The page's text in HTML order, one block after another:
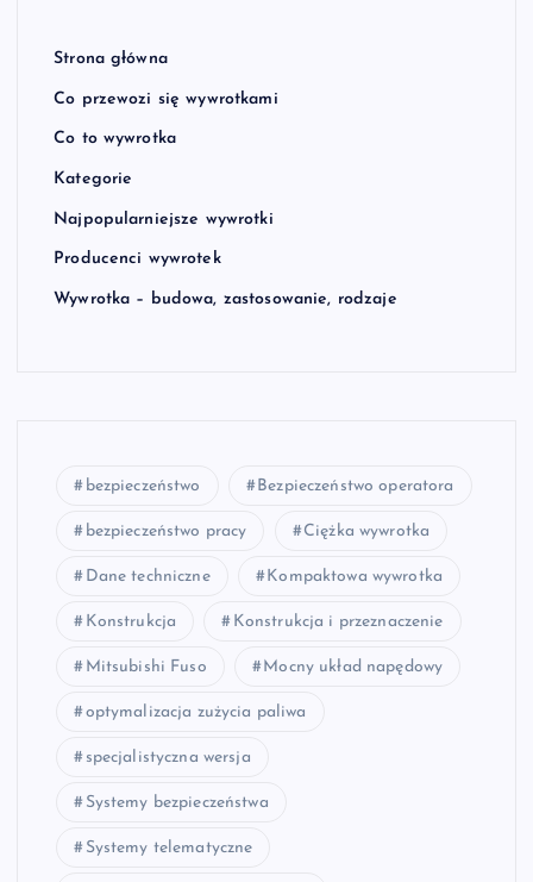
Strona główna
Co przewozi się wywrotkami
Co to wywrotka
Kategorie
Najpopularniejsze wywrotki
Producenci wywrotek
Wywrotka – budowa, zastosowanie, rodzaje
bezpieczeństwo Bezpieczeństwo operatora
bezpieczeństwo pracy Ciężka wywrotka
Dane techniczne Kompaktowa wywrotka
Konstrukcja Konstrukcja i przeznaczenie
Mitsubishi Fuso Mocny układ napędowy
optymalizacja zużycia paliwa
specjalistyczna wersja
Systemy bezpieczeństwa
Systemy telematyczne